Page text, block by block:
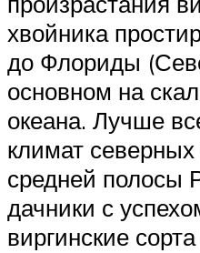
хвойника
до Флориды
основном на
океана. Лучше
климат
средней полосы
дачники с
виргинские